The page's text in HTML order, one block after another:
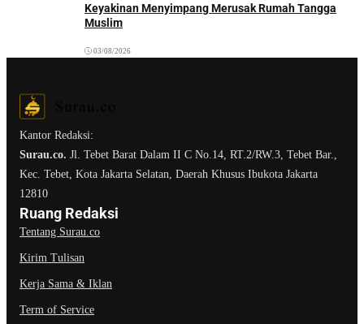
Keyakinan Menyimpang Merusak Rumah Tangga
Muslim
03/08/2026
Kantor Redaksi:
Surau.co. Jl. Tebet Barat Dalam II C No.14, RT.2/RW.3, Tebet Bar.,
Kec. Tebet, Kota Jakarta Selatan, Daerah Khusus Ibukota Jakarta
12810
Ruang Redaksi
Tentang Surau.co
Kirim Tulisan
Kerja Sama & Iklan
Term of Service